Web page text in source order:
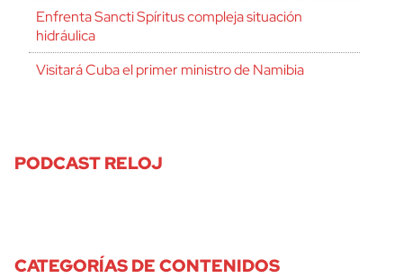
Enfrenta Sancti Spíritus compleja situación
hidráulica
Visitará Cuba el primer ministro de Namibia
PODCAST RELOJ
CATEGORÍAS DE CONTENIDOS